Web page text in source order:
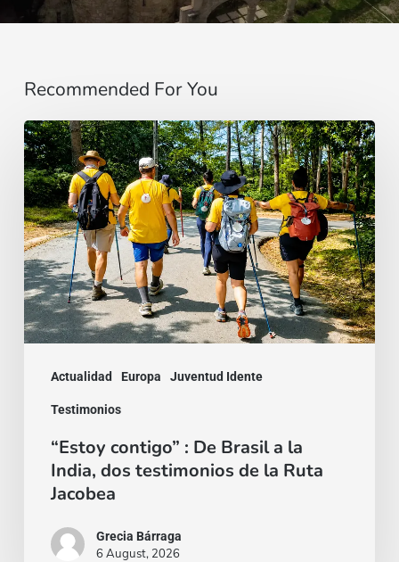
Recommended For You
Actualidad Europa Juventud Idente
Testimonios
“Estoy
contigo”
:
De
Brasil
a
la
India,
Ruta
Jacobea
“Estoy contigo” : De Brasil a la
India, dos testimonios de la Ruta
Jacobea
Grecia Bárraga
6 August, 2026